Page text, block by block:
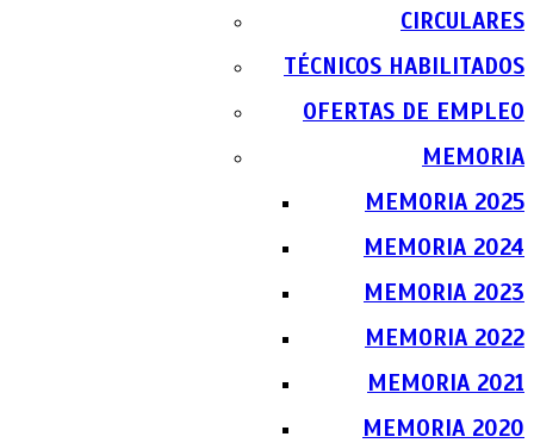
CIRCULARES
TÉCNICOS HABILITADOS
OFERTAS DE EMPLEO
MEMORIA
MEMORIA 2025
MEMORIA 2024
MEMORIA 2023
MEMORIA 2022
MEMORIA 2021
MEMORIA 2020